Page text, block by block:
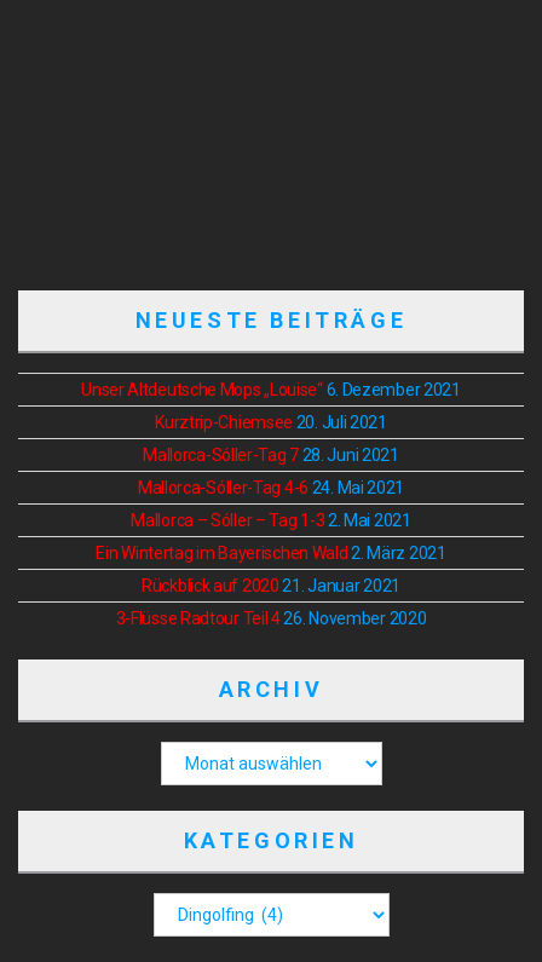
NEUESTE BEITRÄGE
Unser Altdeutsche Mops „Louise“6. Dezember 2021
Kurztrip-Chiemsee 20. Juli 2021
Mallorca-Sóller-Tag 7 28. Juni 2021
Mallorca-Sóller-Tag 4-6 24. Mai 2021
Mallorca – Sóller – Tag 1-3 2. Mai 2021
Ein Wintertag im Bayerischen Wald 2. März 2021
Rückblick auf 2020 21. Januar 2021
3-Flüsse Radtour Teil 4 26. November 2020
ARCHIV
KATEGORIEN